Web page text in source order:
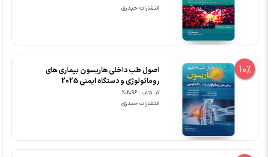
انتشارات حیدری
10%
اصول طب داخلی هاریسون بیماری های
روماتولوژی و دستگاه ایمنی 2025
کد کتاب : 202096
انتشارات حیدری